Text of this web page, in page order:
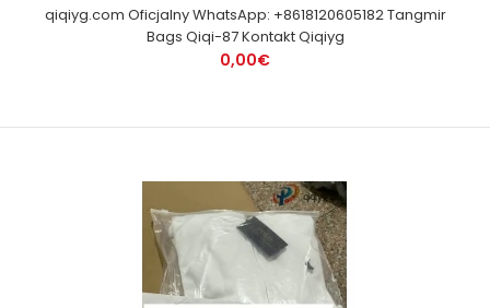
qiqiyg.com Oficjalny WhatsApp: +8618120605182 Tangmir
Bags Qiqi-87 Kontakt Qiqiyg
0,00€